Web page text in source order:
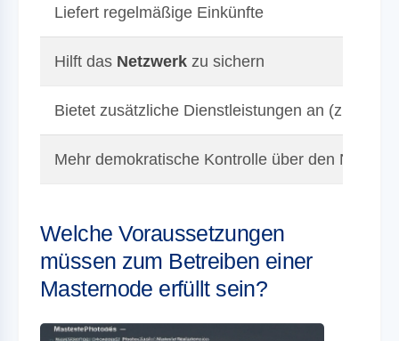
Liefert regelmäßige Einkünfte
Hilft das Netzwerk zu sichern
Bietet zusätzliche Dienstleistungen an (z.B.
Mehr demokratische Kontrolle über den
Welche Voraussetzungen
müssen zum Betreiben einer
Masternode erfüllt sein?